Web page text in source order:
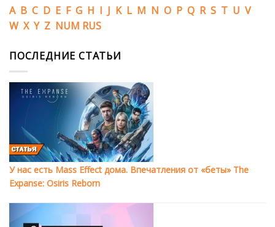
A B C D E F G H I J K L M N O P Q R S T U V
W X Y Z NUM RUS
ПОСЛЕДНИЕ СТАТЬИ
У нас есть Mass Effect дома. Впечатления от «беты» The
Expanse: Osiris Reborn